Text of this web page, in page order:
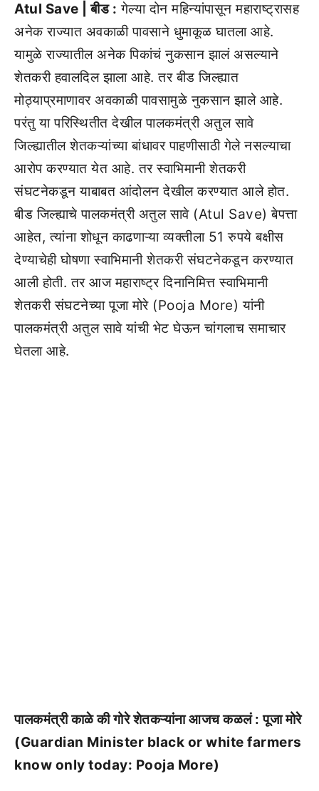
Atul Save | बीड : गेल्या दोन महिन्यांपासून महाराष्ट्रासह
अनेक राज्यात अवकाळी पावसाने धुमाकूळ घातला आहे.
यामुळे राज्यातील अनेक पिकांचं नुकसान झालं असल्याने
शेतकरी हवालदिल झाला आहे. तर बीड जिल्ह्यात
मोठ्याप्रमाणावर अवकाळी पावसामुळे नुकसान झाले आहे.
परंतु या परिस्थितीत देखील पालकमंत्री अतुल सावे
जिल्ह्यातील शेतकऱ्यांच्या बांधावर पाहणीसाठी गेले नसल्याचा
आरोप करण्यात येत आहे. तर स्वाभिमानी शेतकरी
संघटनेकडून याबाबत आंदोलन देखील करण्यात आले होत.
बीड जिल्ह्याचे पालकमंत्री अतुल सावे (Atul Save) बेपत्ता
आहेत, त्यांना शोधून काढणाऱ्या व्यक्तीला 51 रुपये बक्षीस
देण्याचेही घोषणा स्वाभिमानी शेतकरी संघटनेकडून करण्यात
आली होती. तर आज महाराष्ट्र दिनानिमित्त स्वाभिमानी
शेतकरी संघटनेच्या पूजा मोरे (Pooja More) यांनी
पालकमंत्री अतुल सावे यांची भेट घेऊन चांगलाच समाचार
घेतला आहे.
पालकमंत्री काळे की गोरे शेतकऱ्यांना आजच कळलं : पूजा मोरे
(Guardian Minister black or white farmers
know only today: Pooja More)